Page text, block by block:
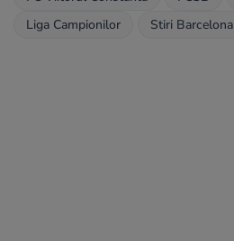
Liga Campionilor
Stiri Barcelona